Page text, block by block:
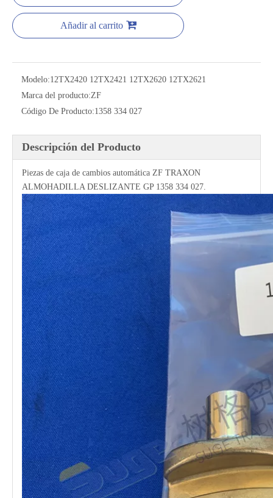
Añadir al carrito
Modelo:12TX2420 12TX2421 12TX2620 12TX2621
Marca del producto:ZF
Código De Producto:1358 334 027
Descripción del Producto
Piezas de caja de cambios automática ZF TRAXON
ALMOHADILLA DESLIZANTE GP 1358 334 027.